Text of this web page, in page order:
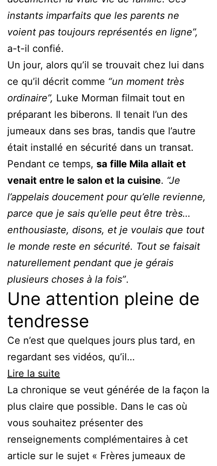
instants imparfaits que les parents ne
voient pas toujours représentés en ligne”,
a-t-il confié.
Un jour, alors qu’il se trouvait chez lui dans
ce qu’il décrit comme “un moment très
ordinaire”, Luke Morman filmait tout en
préparant les biberons. Il tenait l’un des
jumeaux dans ses bras, tandis que l’autre
était installé en sécurité dans un transat.
Pendant ce temps, sa fille Mila allait et
venait entre le salon et la cuisine. “Je
l’appelais doucement pour qu’elle revienne,
parce que je sais qu’elle peut être très…
enthousiaste, disons, et je voulais que tout
le monde reste en sécurité. Tout se faisait
naturellement pendant que je gérais
plusieurs choses à la fois”.
Une attention pleine de
tendresse
Ce n’est que quelques jours plus tard, en
regardant ses vidéos, qu’il…
Lire la suite
La chronique se veut générée de la façon la
plus claire que possible. Dans le cas où
vous souhaitez présenter des
renseignements complémentaires à cet
article sur le sujet « Frères jumeaux de